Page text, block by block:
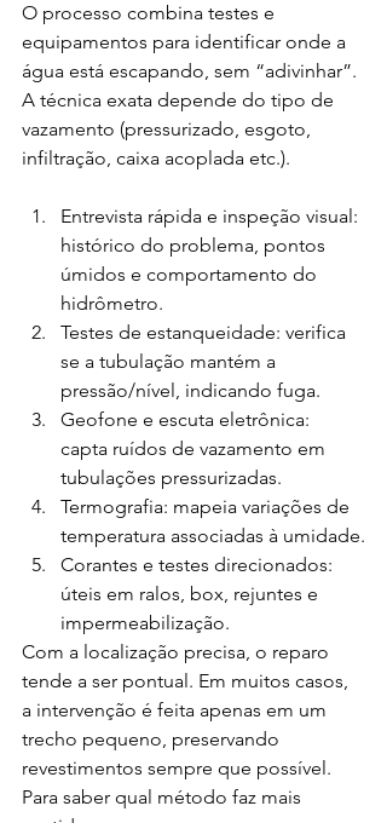
O processo combina testes e
equipamentos para identificar onde a
água está escapando, sem “adivinhar”.
A técnica exata depende do tipo de
vazamento (pressurizado, esgoto,
infiltração, caixa acoplada etc.).
Entrevista rápida e inspeção visual:
histórico do problema, pontos
úmidos e comportamento do
hidrômetro.
Testes de estanqueidade: verifica
se a tubulação mantém a
pressão/nível, indicando fuga.
Geofone e escuta eletrônica:
capta ruídos de vazamento em
tubulações pressurizadas.
Termografia: mapeia variações de
temperatura associadas à umidade.
Corantes e testes direcionados:
úteis em ralos, box, rejuntes e
impermeabilização.
Com a localização precisa, o reparo
tende a ser pontual. Em muitos casos,
a intervenção é feita apenas em um
trecho pequeno, preservando
revestimentos sempre que possível.
Para saber qual método faz mais